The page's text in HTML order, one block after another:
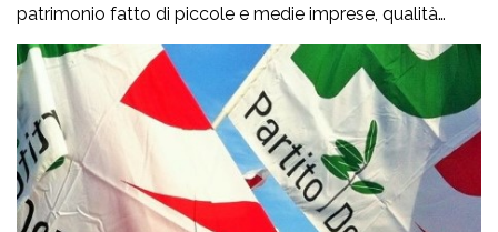
patrimonio fatto di piccole e medie imprese, qualità
artigiane, saperi produttivi, creatività e competenze
capaci di tradurre l’identità dei territori in valore
riconosciuto in Italia e all’estero”. Lo afferma
l’europarlamentare Giusi Princi, intervenuta all’incontro di
presentazione del libro “Realtà […]